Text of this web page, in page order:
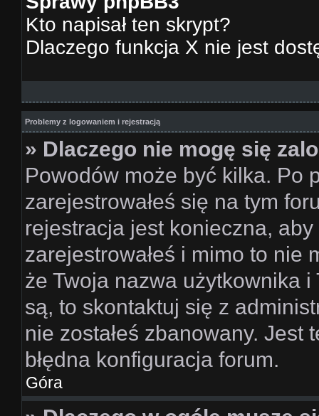
Kto napisał ten skrypt?
Dlaczego funkcja X nie jest
Problemy z logowaniem i rejestracją
» Dlaczego nie mogę się
Powodów może być kilka. Po
zarejestrowałeś się na tym
rejestracja jest konieczna,
zarejestrowałeś i mimo to nie
że Twoja nazwa użytkownika i
są, to skontaktuj się z
nie zostałeś zbanowany.
błędna konfiguracja forum.
Góra